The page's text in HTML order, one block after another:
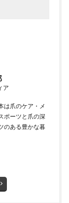
ア
は爪のケア・メ
ポーツと爪の深
のある豊かな暮